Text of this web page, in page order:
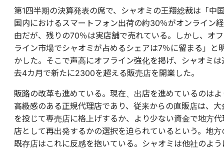
第1四半期の決算発表の席で、シャオミの王翔総裁は「中
国内におけるスマートフォン出荷の約30％がオンライン経
由だが、残りの70％は実店舗で売れている。しかし、オフ
ライン市場でシャオミが占めるシェアは7％に留まる」と
かした。そこで声高にオフライン強化を掲げ、シャオミは
去4カ月で新たに2300を超える販売店を開業した。
販路の改革も進めている。現在、出店を進めているのはよ
高級感のある正規代理店であり、従来からの直販店は、大
を投じて専売店に格上げするか、より少ない資金で地方代
店として再出発するかの選択を迫られているという。地方
既存店はこれに反感を抱いている。シャオミは他社のよう